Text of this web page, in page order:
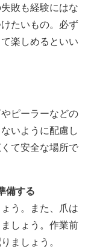
敗も経験にはな
たいもの。必ず
楽しめるといい
ピーラーなどの
いように配慮し
て安全な場所で
備する
う。また、爪は
しょう。作業前
ましょう。